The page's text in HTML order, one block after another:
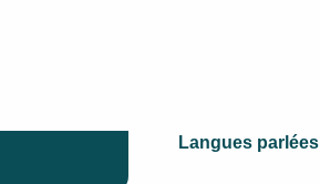
Langues parlées
Langues parlées